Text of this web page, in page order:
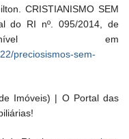
CRISTIANISMO SEM
do RI nº. 095/2014, de
em
preciosismos-sem-
Imóveis) | O Portal das